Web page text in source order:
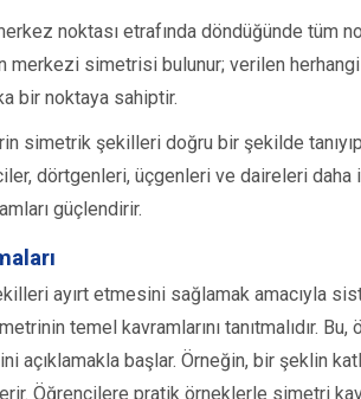
noktası etrafında döndüğünde tüm
merkezi simetrisi bulunur; verilen
bir noktaya sahiptir.
simetrik şekilleri doğru bir şekilde
dörtgenleri, üçgenleri ve daireleri daha
güçlendirir.
ayırt etmesini sağlamak amacıyla
temel kavramlarını tanıtmalıdır.
açıklamakla başlar. Örneğin, bir şeklin
Öğrencilere pratik örneklerle simetri